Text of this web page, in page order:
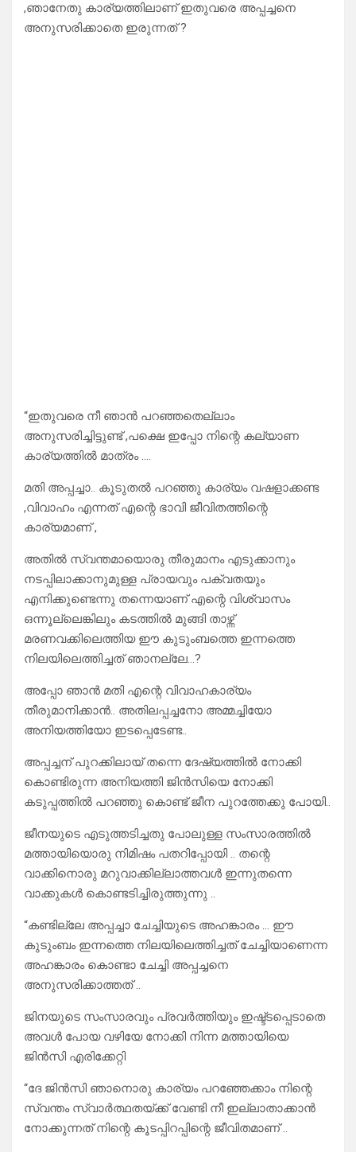
,ഞാനേതു കാര്യത്തിലാണ് ഇതുവരെ അപ്പച്ചനെ
അനുസരിക്കാതെ ഇരുന്നത് ?
“ഇതുവരെ നീ ഞാൻ പറഞ്ഞതെല്ലാം
അനുസരിച്ചിട്ടുണ്ട് ,പക്ഷെ ഇപ്പോ നിന്റെ കല്യാണ
കാര്യത്തിൽ മാത്രം ….
മതി അപ്പച്ചാ.. കൂടുതൽ പറഞ്ഞു കാര്യം വഷളാക്കണ്ട
,വിവാഹം എന്നത് എന്റെ ഭാവി ജീവിതത്തിന്റെ
കാര്യമാണ് ,
അതിൽ സ്വന്തമായൊരു തീരുമാനം എടുക്കാനും
നടപ്പിലാക്കാനുമുള്ള പ്രായവും പക്വതയും
എനിക്കുണ്ടെന്നു തന്നെയാണ് എന്റെ വിശ്വാസം
ഒന്നൂല്ലെങ്കിലും കടത്തിൽ മുങ്ങി താഴ്ന്ന്
മരണവക്കിലെത്തിയ ഈ കുടുംബത്തെ ഇന്നത്തെ
നിലയിലെത്തിച്ചത് ഞാനല്ലേ…?
അപ്പോ ഞാൻ മതി എന്റെ വിവാഹകാര്യം
തീരുമാനിക്കാൻ.. അതിലപ്പച്ചനോ അമ്മച്ചിയോ
അനിയത്തിയോ ഇടപ്പെടേണ്ട..
അപ്പച്ചന് പുറക്കിലായ് തന്നെ ദേഷ്യത്തിൽ നോക്കി
കൊണ്ടിരുന്ന അനിയത്തി ജിൻസിയെ നോക്കി
കടുപ്പത്തിൽ പറഞ്ഞു കൊണ്ട് ജീന പുറത്തേക്കു പോയി..
ജീനയുടെ എടുത്തടിച്ചതു പോലുള്ള സംസാരത്തിൽ
മത്തായിയൊരു നിമിഷം പതറിപ്പോയി .. തന്റെ
വാക്കിനൊരു മറുവാക്കില്ലാത്തവൾ ഇന്നുതന്നെ
വാക്കുകൾ കൊണ്ടടിച്ചിരുത്തുന്നു ..
“കണ്ടില്ലേ അപ്പച്ചാ ചേച്ചിയുടെ അഹങ്കാരം … ഈ
കുടുംബം ഇന്നത്തെ നിലയിലെത്തിച്ചത് ചേച്ചിയാണെന്ന
അഹങ്കാരം കൊണ്ടാ ചേച്ചി അപ്പച്ചനെ
അനുസരിക്കാത്തത് ..
ജിനയുടെ സംസാരവും പ്രവർത്തിയും ഇഷ്ട്ടപ്പെടാതെ
അവൾ പോയ വഴിയേ നോക്കി നിന്ന മത്തായിയെ
ജിൻസി എരിക്കേറ്റി
“ദേ ജിൻസി ഞാനൊരു കാര്യം പറഞ്ഞേക്കാം നിന്റെ
സ്വന്തം സ്വാർത്ഥതയ്ക്ക് വേണ്ടി നീ ഇല്ലാതാക്കാൻ
നോക്കുന്നത് നിന്റെ കൂടപ്പിറപ്പിന്റെ ജീവിതമാണ് ..